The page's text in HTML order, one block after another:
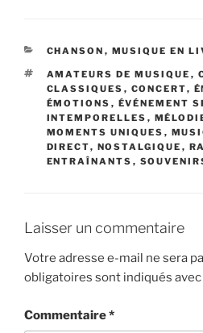
CATÉGORIES
CHANSON , MUSIQUE EN
ÉTIQUETTES
AMATEURS DE MUSIQUE ,
CLASSIQUES , CONCERT,
ÉMOTIONS , ÉVÉNEMENT
INTEMPORELLES ,
MOMENTS UNIQUES ,
DIRECT, NOSTALGIQUE ,
ENTRAÎNANTS ,
Laisser un commentaire
Votre adresse e-mail ne sera
obligatoires sont indiqués avec
Commentaire*